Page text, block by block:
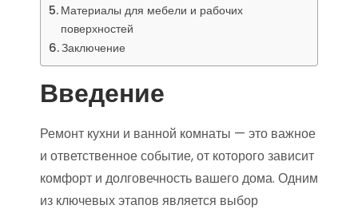
Материалы для мебели и рабочих
поверхностей
Заключение
Введение
Ремонт кухни и ванной комнаты — это важное
и ответственное событие, от которого зависит
комфорт и долговечность вашего дома. Одним
из ключевых этапов является выбор